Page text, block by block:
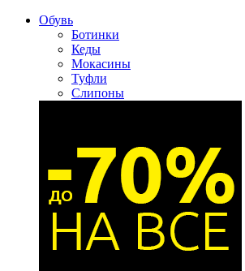
Обувь
Ботинки
Кеды
Мокасины
Туфли
Слипоны